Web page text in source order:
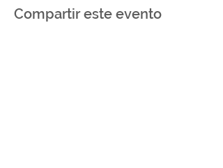
Compartir este evento